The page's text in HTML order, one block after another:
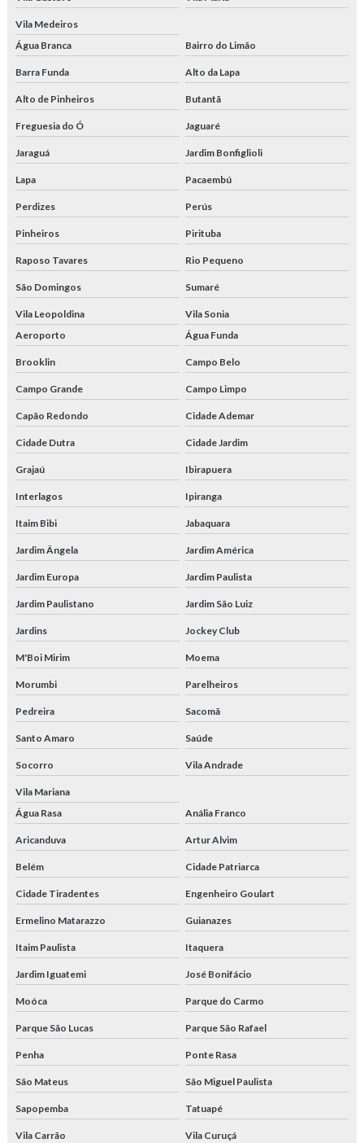
Tubo com costura aço carbono
Tubo hidráulico trefilado
Tubo redondo trefilado
Tubo retangular trefilado
Tubo trefilado 1020
Tubo trefilado 1045
Tubo trefilado 2391
Tubo trefilado din 2391
Tubo trefilado preço
Tubo trefilado quadrado
Tubos de aço trefilados de precisão
Tubos para caldeira
Tubos para calor
Tubos hidráulicos alta pressão
Tubos para sistemas hidráulicos
Tubos trefilados aço
Tubos trefilados de aço carbono
Tubos para trocadores e calor
Vila Medeiros
Água Branca
Bairro do Limão
Barra Funda Alto da Lapa
Alto de Pinheiros Butantã
Freguesia do Ó Jaguaré
Jaraguá Jardim Bonfiglioli
Lapa Pacaembú
Perdizes Perús
Pinheiros Pirituba
Raposo Tavares Rio Pequeno
São Domingos Sumaré
Vila Leopoldina
Vila Sonia
Aeroporto
Água Funda
Brooklin Campo Belo
Campo Grande Campo Limpo
Capão Redondo Cidade Ademar
Cidade Dutra Cidade Jardim
Grajaú Ibirapuera
Interlagos Ipiranga
Itaim Bibi Jabaquara
Jardim Ângela Jardim América
Jardim Europa Jardim Paulista
Jardim Paulistano Jardim São Luiz
Jardins Jockey Club
M'Boi Mirim Moema
Morumbi Parelheiros
Pedreira Sacomã
Santo Amaro Saúde
Socorro Vila Andrade
Vila Mariana
Água Rasa
Anália Franco
Aricanduva Artur Alvim
Belém Cidade Patriarca
Cidade Tiradentes Engenheiro Goulart
Ermelino Matarazzo Guianazes
Itaim Paulista Itaquera
Jardim Iguatemi José Bonifácio
Moóca Parque do Carmo
Parque São Lucas Parque São Rafael
Penha Ponte Rasa
São Mateus São Miguel Paulista
Sapopemba Tatuapé
Vila Carrão Vila Curuçá